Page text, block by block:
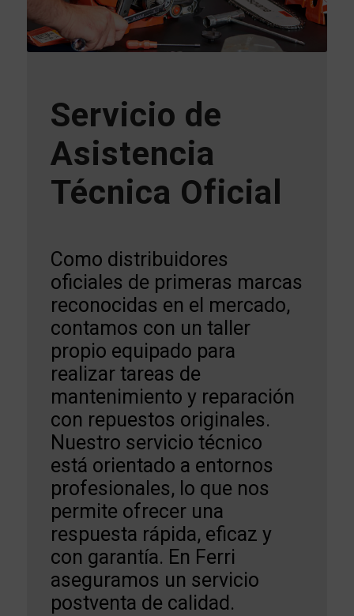
Servicio de
Asistencia
Técnica Oficial
Como distribuidores
oficiales de primeras marcas
reconocidas en el mercado,
contamos con un taller
propio equipado para
realizar tareas de
mantenimiento y reparación
con repuestos originales.
Nuestro servicio técnico
está orientado a entornos
profesionales, lo que nos
permite ofrecer una
respuesta rápida, eficaz y
con garantía. En Ferri
aseguramos un servicio
postventa de calidad.